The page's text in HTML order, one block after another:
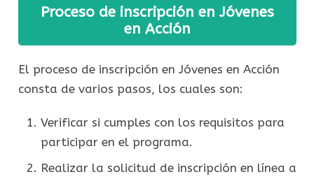
Proceso de inscripción en Jóvenes
en Acción
El proceso de inscripción en Jóvenes en Acción
consta de varios pasos, los cuales son:
Verificar si cumples con los requisitos para
participar en el programa.
Realizar la solicitud de inscripción en línea a